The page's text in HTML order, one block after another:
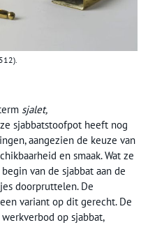
sjalet,
sjabbatstoofpot heeft nog
aangezien de keuze van
en smaak. Wat ze
van de sjabbat aan de
doorpruttelen. De
variant op dit gerecht. De
op sjabbat,